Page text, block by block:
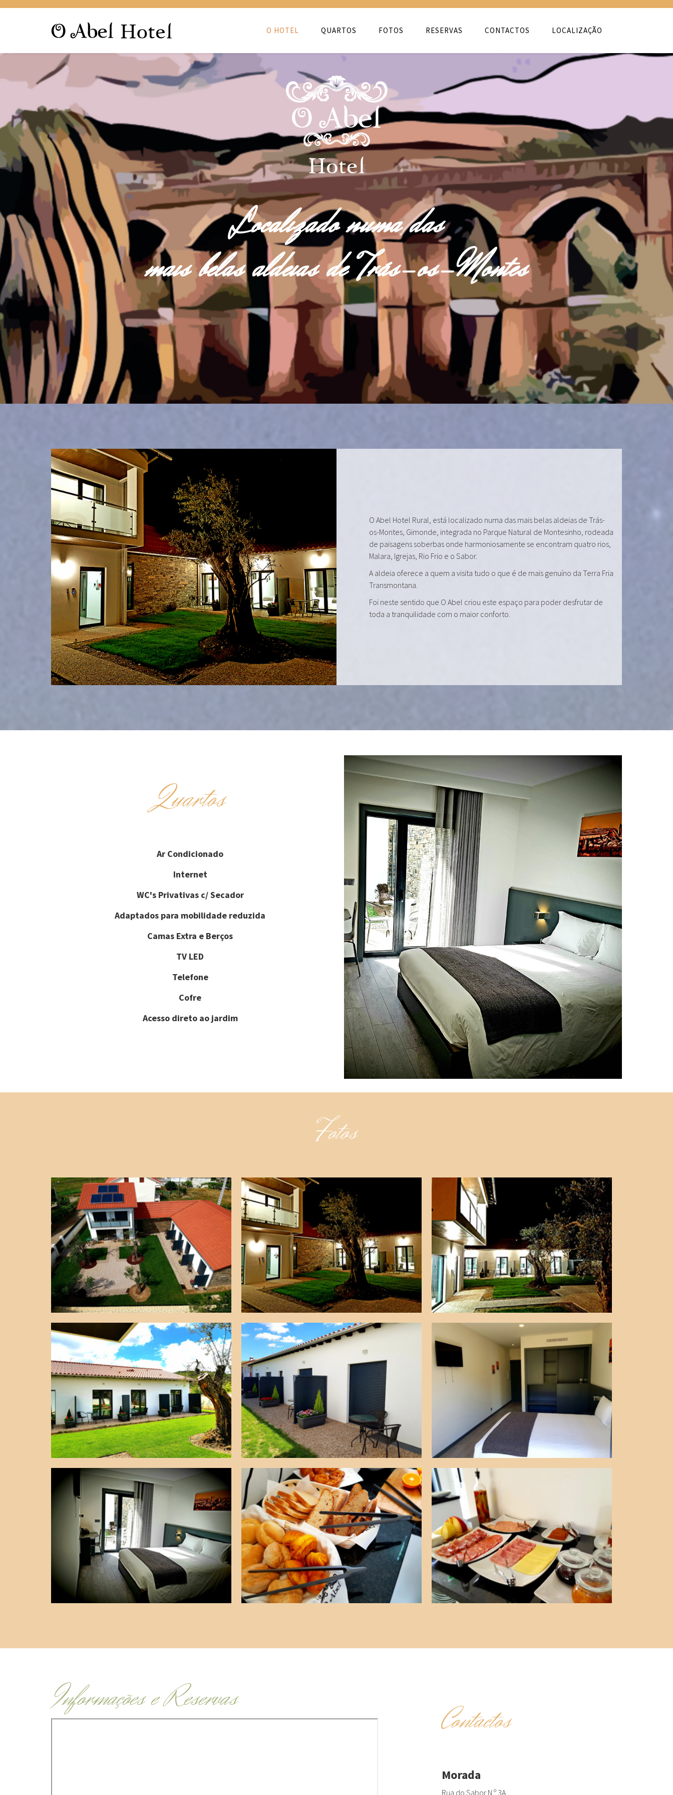
O HOTEL QUARTOS FOTOS RESERVAS CONTACTOS LOCALIZAÇÃO
Localizado numa das
mais belas aldeias de Trás-os-Montes
O Abel Hotel Rural, está localizado numa das mais belas aldeias de Trás-
os-Montes, Gimonde, integrada no Parque Natural de Montesinho, rodeada
de paisagens soberbas onde harmoniosamente se encontram quatro rios,
Malara, Igrejas, Rio Frio e o Sabor.
A aldeia oferece a quem a visita tudo o que é de mais genuíno da Terra Fria
Transmontana.
Foi neste sentido que O Abel criou este espaço para poder desfrutar de
toda a tranquilidade com o maior conforto.
Quartos
Ar Condicionado
Internet
WC's Privativas c/ Secador
Adaptados para mobilidade reduzida
Camas Extra e Berços
TV LED
Telefone
Cofre
Acesso direto ao jardim
Fotos
Informações e Reservas
Contactos
Morada
Rua do Sabor N.º 3A